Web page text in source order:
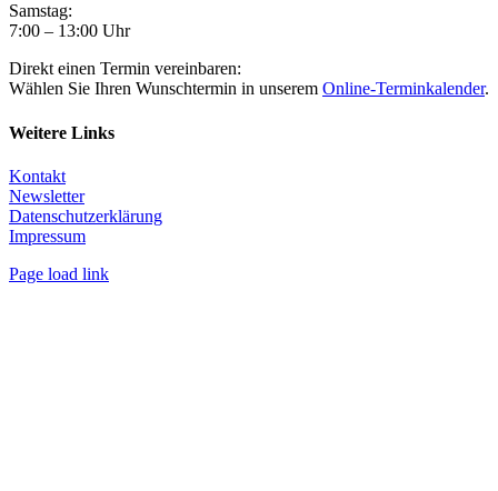
Samstag:
7:00 – 13:00 Uhr
Direkt einen Termin vereinbaren:
Wählen Sie Ihren Wunschtermin in unserem Online-Terminkalender.
Weitere Links
Kontakt
Newsletter
Datenschutzerklärung
Impressum
Page load link